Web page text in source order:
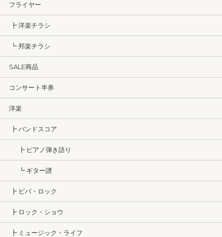
フライヤー
┣ 洋楽チラシ
┗ 邦楽チラシ
SALE商品
コンサート半券
洋楽
┣ バンドスコア
┣ ピアノ弾き語り
┗ ギター譜
┣ ビバ・ロック
┣ ロック・ショウ
┣ ミュージック・ライフ